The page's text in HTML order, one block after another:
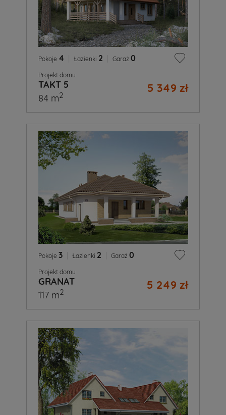
Pokoje 4 Łazienki 2 Garaż 0
Projekt domu
TAKT 5 5 349 zł
84 m2
Pokoje 3 Łazienki 2 Garaż 0
Projekt domu
GRANAT 5 249 zł
117 m2